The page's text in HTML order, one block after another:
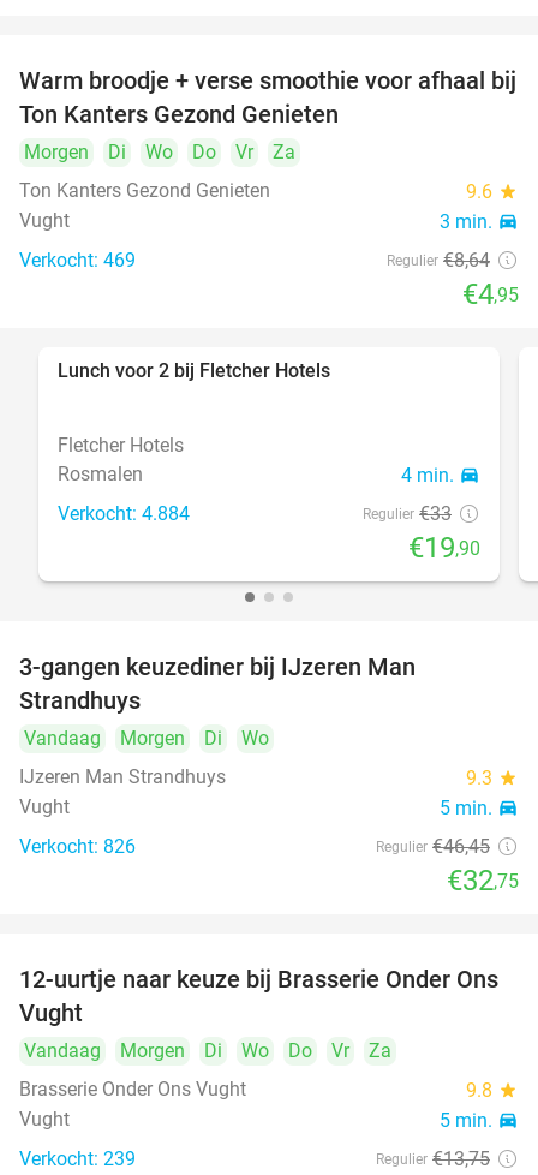
43%
Warm broodje + verse smoothie voor afhaal bij
Ton Kanters Gezond Genieten
Morgen Di Wo Do Vr
Za
Ton Kanters Gezond Genieten
9.6 star
Vught 3 min. directions_car
Verkocht: 469 Regulier €8,64
€4,95
Lunch voor 2 bij Fletcher Hotels
Fletcher Hotels
Rosmalen
4 min. directions_car
Verkocht: 4.884 Regulier €33
€19,90
3-gangen keuzediner bij IJzeren Man
Strandhuys
Vandaag Morgen Di
Wo
IJzeren Man Strandhuys
9.3 star
Vught 5 min. directions_car
Verkocht: 826 Regulier €46,45
€32,75
31%
12-uurtje naar keuze bij Brasserie Onder Ons
Vught
Vandaag Morgen Di Wo Do Vr
Za
Brasserie Onder Ons Vught
9.8 star
Vught 5 min. directions_car
Verkocht: 239 Regulier €13,75